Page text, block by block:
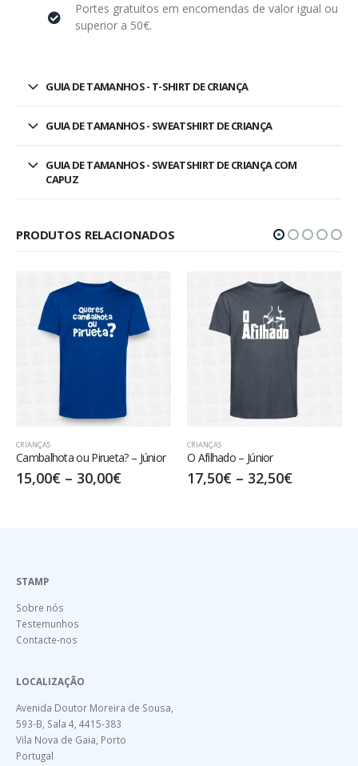
Portes gratuitos em encomendas de valor igual ou
superior a 50€.
GUIA DE TAMANHOS - T-SHIRT DE CRIANÇA
GUIA DE TAMANHOS - SWEATSHIRT DE CRIANÇA
GUIA DE TAMANHOS - SWEATSHIRT DE CRIANÇA COM
CAPUZ
PRODUTOS RELACIONADOS
CRIANÇAS
O Afilhado – Júnior
17,50€ –32,50€
CRIANÇAS
Easy Come Easy Go – Júnior
15,00€ –30,00€
STAMP
Sobre nós
Testemunhos
Contacte-nos
LOCALIZAÇÃO
Avenida Doutor Moreira de Sousa,
593-B, Sala 4, 4415-383
Vila Nova de Gaia, Porto
Portugal